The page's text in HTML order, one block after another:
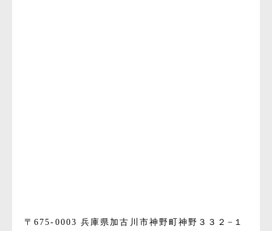
〒675-0003 兵庫県加古川市神野町神野３３２−１